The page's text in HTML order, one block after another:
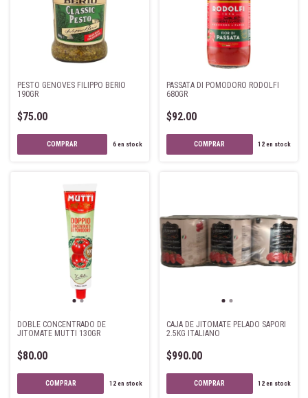
PESTO GENOVES FILIPPO BERIO
190GR
$75.00
6en stock
PASSATA DI POMODORO RODOLFI
680GR
$92.00
12 en stock
DOBLE CONCENTRADO DE
JITOMATE MUTTI 130GR
$80.00
12en stock
CAJA DE JITOMATE PELADO SAPORI
2.5KG ITALIANO
$990.00
12 en stock